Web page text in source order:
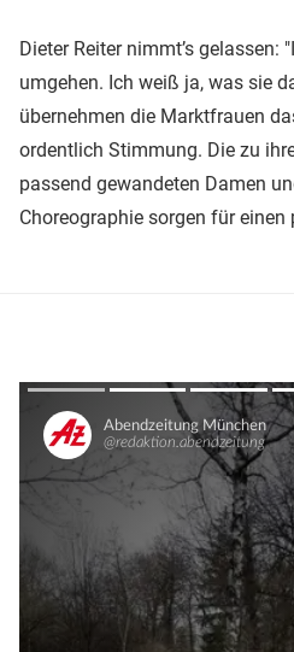
Dieter Reiter nimmt’s gelassen:
umgehen. Ich weiß ja, was sie
übernehmen die Marktfrauen
ordentlich Stimmung. Die zu
passend gewandeten Damen
Choreographie sorgen für